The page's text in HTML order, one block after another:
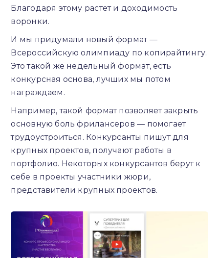
Благодаря этому растет и доходимость
воронки.
И мы придумали новый формат —
Всероссийскую олимпиаду по копирайтингу.
Это такой же недельный формат, есть
конкурсная основа, лучших мы потом
награждаем.
Например, такой формат позволяет закрыть
основную боль фрилансеров — помогает
трудоустроиться. Конкурсанты пишут для
крупных проектов, получают работы в
портфолио. Некоторых конкурсантов берут к
себе в проекты участники жюри,
представители крупных проектов.